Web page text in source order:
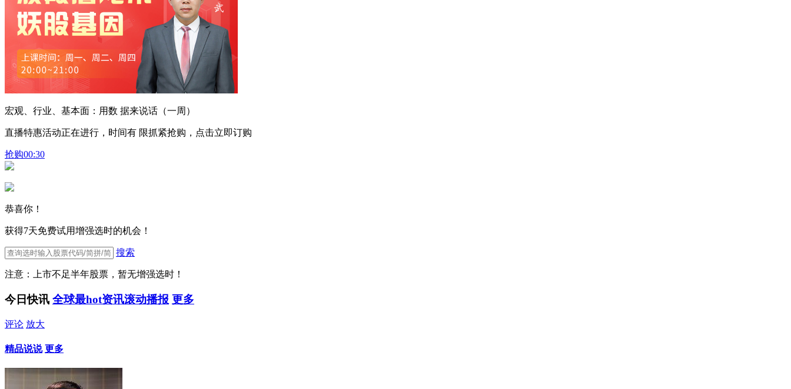
宏观、行业、基本面：用数 据来说话（一周）
直播特惠活动正在进行，时间有 限抓紧抢购，点击立即订购
抢购00:30
恭喜你！
获得7天免费试用增强选时的机会！
搜索
注意：上市不足半年股票，暂无增强选时！
今日快讯 全球最hot资讯滚动播报 更多
评论 放大
精品说说 更多